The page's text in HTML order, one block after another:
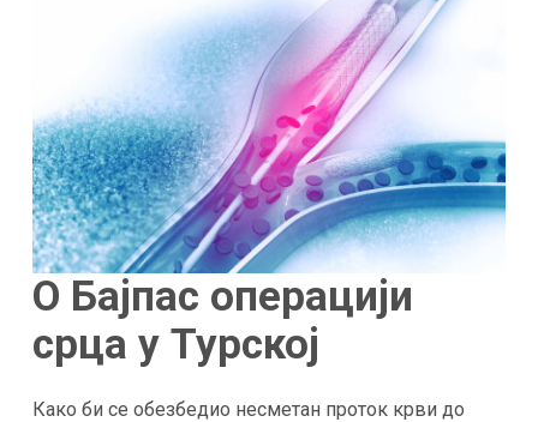
О Бајпас операцији
срца у Турској
Како би се обезбедио несметан проток крви до